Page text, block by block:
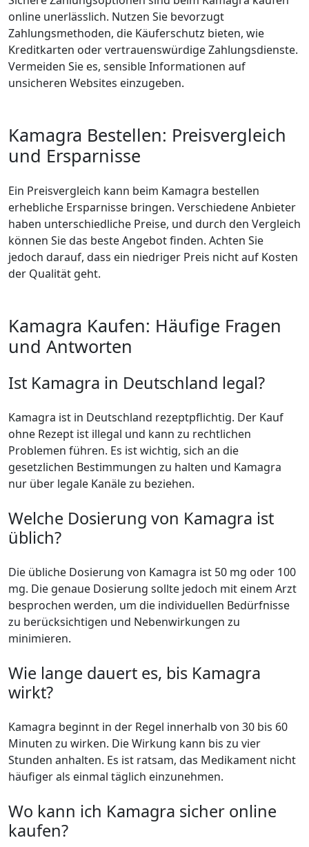
online unerlässlich. Nutzen Sie bevorzugt
Zahlungsmethoden, die Käuferschutz bieten, wie
Kreditkarten oder vertrauenswürdige Zahlungsdienste.
Vermeiden Sie es, sensible Informationen auf
unsicheren Websites einzugeben.
Kamagra Bestellen: Preisvergleich
und Ersparnisse
Ein Preisvergleich kann beim Kamagra bestellen
erhebliche Ersparnisse bringen. Verschiedene Anbieter
haben unterschiedliche Preise, und durch den Vergleich
können Sie das beste Angebot finden. Achten Sie
jedoch darauf, dass ein niedriger Preis nicht auf Kosten
der Qualität geht.
Kamagra Kaufen: Häufige Fragen
und Antworten
Ist Kamagra in Deutschland legal?
Kamagra ist in Deutschland rezeptpflichtig. Der Kauf
ohne Rezept ist illegal und kann zu rechtlichen
Problemen führen. Es ist wichtig, sich an die
gesetzlichen Bestimmungen zu halten und Kamagra
nur über legale Kanäle zu beziehen.
Welche Dosierung von Kamagra ist
üblich?
Die übliche Dosierung von Kamagra ist 50 mg oder 100
mg. Die genaue Dosierung sollte jedoch mit einem Arzt
besprochen werden, um die individuellen Bedürfnisse
zu berücksichtigen und Nebenwirkungen zu
minimieren.
Wie lange dauert es, bis Kamagra
wirkt?
Kamagra beginnt in der Regel innerhalb von 30 bis 60
Minuten zu wirken. Die Wirkung kann bis zu vier
Stunden anhalten. Es ist ratsam, das Medikament nicht
häufiger als einmal täglich einzunehmen.
Wo kann ich Kamagra sicher online
kaufen?